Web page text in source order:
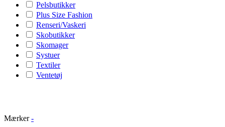
Pelsbutikker
Plus Size Fashion
Renseri/Vaskeri
Skobutikker
Skomager
Systuer
Textiler
Ventetøj
Mærker -